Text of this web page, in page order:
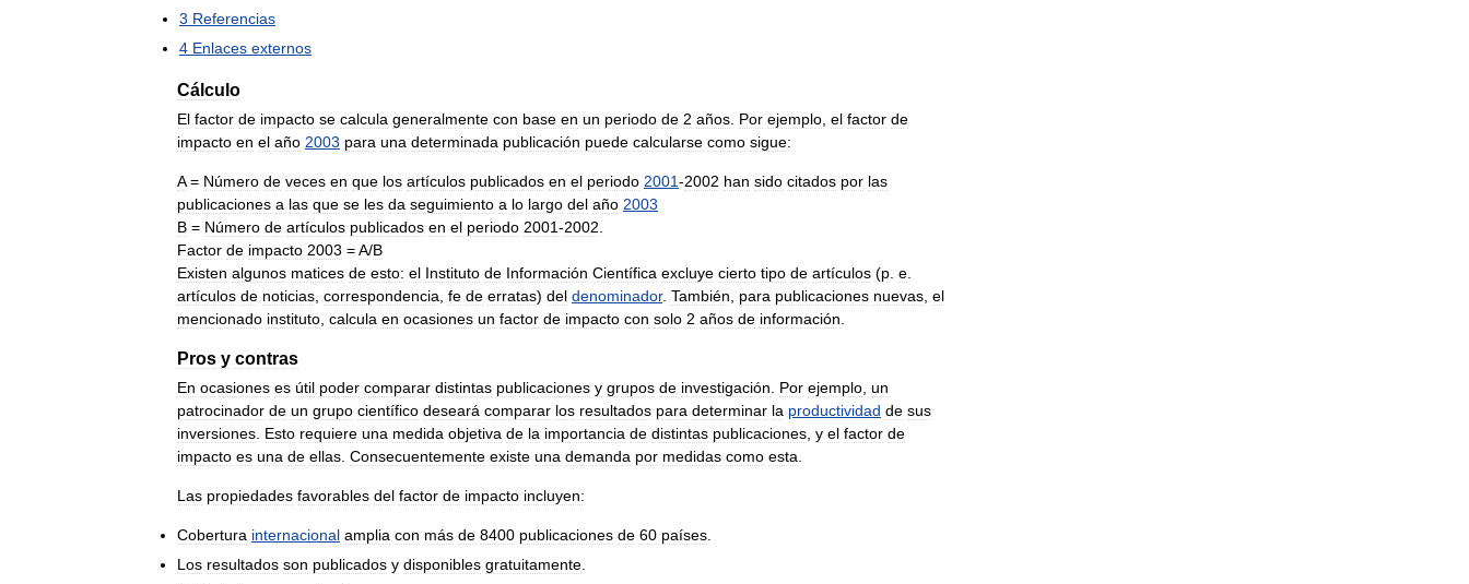
3 Referencias
4 Enlaces externos
Cálculo
El factor de impacto se calcula generalmente con base en un periodo de 2 años Por ejemplo el factor de
impacto en el año 2003 para una determinada publicación puede calcularse como sigue:
A= Número de veces en que los artículos publicados en el periodo 2001-2002 han sido citados por las
publicaciones a las que se les da seguimiento a lo largo del año 2003
B = Número de artículos publicados en el periodo 2001-2002
Factor de impacto 2003 =A/B
Existen algunos matices de esto: el Instituto de Información Científica excluye cierto tipo de artículos (p e
artículos de noticias correspondencia fe de erratas) del denominador. También para publicaciones nuevas el
mencionado instituto calcula en ocasiones un factor de impacto con solo 2 años de información
Pros y contras
En ocasiones es útil poder comparar distintas publicaciones y grupos de investigación Por ejemplo un
patrocinador de un grupo científico deseará comparar los resultados para determinar la productividad de sus
inversiones Esto requiere una medida objetiva de la importancia de distintas publicaciones y el factor de
impacto es una de ellas Consecuentemente existe una demanda por medidas como esta
Las propiedades favorables del factor de impacto incluyen:
Cobertura internacional amplia con más de 8400 publicaciones de 60 países
Los resultados son publicados y disponibles gratuitamente